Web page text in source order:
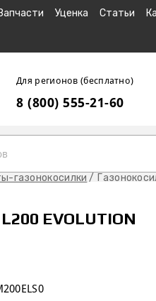
Уценка Статьи
Для регионов (бесплатно)
8 (800) 555-21-60
газонокосилки
EVOLUTION